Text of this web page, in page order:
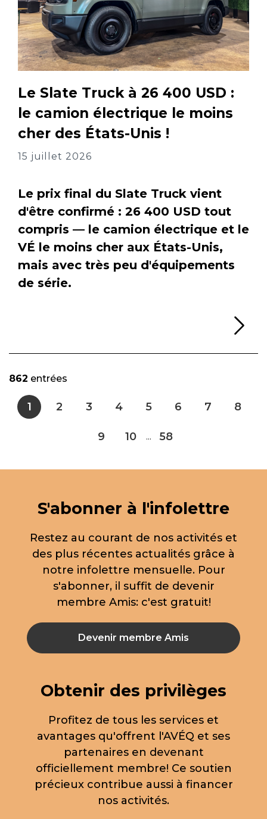
Le Slate Truck à 26 400 USD :
le camion électrique le moins
cher des États-Unis !
15 juillet 2026
Le prix final du Slate Truck vient
d'être confirmé : 26 400 USD tout
compris — le camion électrique et le
VÉ le moins cher aux États-Unis,
mais avec très peu d'équipements
de série.
862 entrées
1 2 3 4 5 6 7 8
9 10 ... 58
S'abonner à l'infolettre
Restez au courant de nos activités et
des plus récentes actualités grâce à
notre infolettre mensuelle. Pour
s'abonner, il suffit de devenir
membre Amis: c'est gratuit!
Devenir membre Amis
Obtenir des privilèges
Profitez de tous les services et
avantages qu'offrent l'AVÉQ et ses
partenaires en devenant
officiellement membre! Ce soutien
précieux contribue aussi à financer
nos activités.